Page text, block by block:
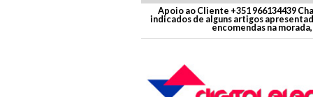
Apoio ao Cliente +351 966134439
indicados de alguns artigos
encomendas na